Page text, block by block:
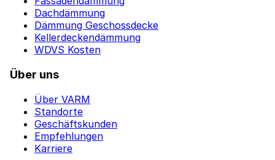
Dachdämmung
Dämmung Geschossdecke
Kellerdeckendämmung
WDVS Kosten
Über uns
Über VARM
Standorte
Geschäftskunden
Empfehlungen
Karriere